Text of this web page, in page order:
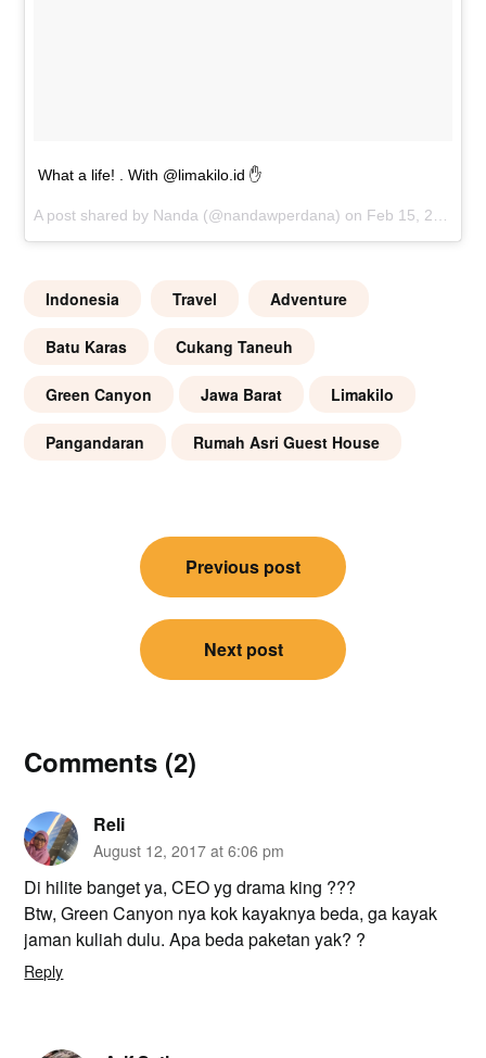
What a life! . With @limakilo.id ✋
A post shared by Nanda (@nandawperdana) on Feb 15, 2017 at 2:40am PST
Indonesia Travel Adventure
Batu Karas Cukang Taneuh
Green Canyon Jawa Barat Limakilo
Pangandaran Rumah Asri Guest House
navigation
Previous post
Next post
Comments (2)
Reli
August 12, 2017 at 6:06 pm
Di hilite banget ya, CEO yg drama king ???
Btw, Green Canyon nya kok kayaknya beda, ga kayak
jaman kuliah dulu. Apa beda paketan yak? ?
Reply